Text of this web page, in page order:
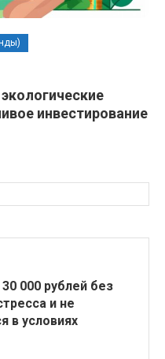
инвестирование
30 000 рублей без
и не
в условиях